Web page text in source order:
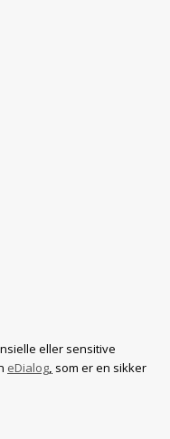
eller sensitive
eDialog, som er en sikker